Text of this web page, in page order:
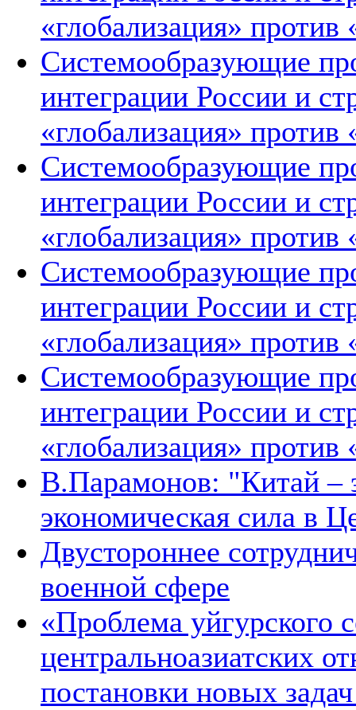
«глобализация»
Системообразующие
интеграции России и
«глобализация»
Системообразующие
интеграции России и
«глобализация»
Системообразующие
интеграции России и
«глобализация»
Системообразующие
интеграции России и
«глобализация»
В.Парамонов: "Китай –
экономическая сила в
Двустороннее
военной сфере
«Проблема уйгурского
центральноазиатских
постановки новых